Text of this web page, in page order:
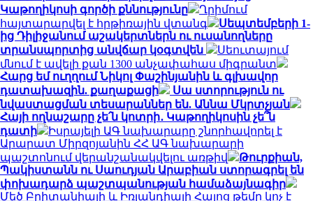
Կաթողիկոսի գործի քննությունը
Ղրիմում
հայտարարվել է հրթիռային վտանգ
Սեպտեմբերի 1-
ից Դիլիջանում աշակերտներն ու ուսանողները
տրանսպորտից անվճար կօգտվեն
Սեուտայում
մնում է ավելի քան 1300 անչափահաս միգրանտ
Հարց եմ ուղղում Նիկոլ Փաշինյանին և գլխավոր
դատախազին. քաղաքացի
Սա ստորություն ու
նվաստացման տեսարաններ են. Աննա Մկրտչյան
Հայի ողնաշարը չե՛ն կոտրի․ Կաթողիկոսին չե՞ն
դատի
Իսրայելի ԱԳ նախարարը շնորհավորել է
Արարատ Միրզոյանին ՀՀ ԱԳ նախարարի
պաշտոնում վերանշանակվելու առթիվ
Թուրքիան,
Պակիստանն ու Սաուդյան Արաբիան ստորագրել են
փոխադարձ պաշտպանության համաձայնագիր
Մեծ Բրիտանիայի և Իռլանդիայի Հայոց թեմը կոչ է